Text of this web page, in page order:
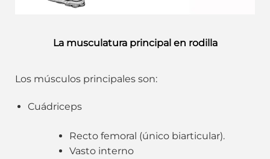
La musculatura principal en rodilla
Los músculos principales son:
Cuádriceps
Recto femoral (único biarticular).
Vasto interno